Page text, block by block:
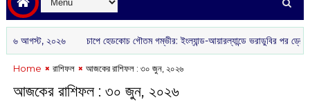
২০২৬ চাপে হেডকোচ গৌতম গম্ভীর: ইংল্যান্ড-আয়ারল্যান্ডে ভরাডুবির পর ড্রেসিংরুমে
Home রাশিফল আজকের রাশিফল :‌ ‌‌৩০ জুন, ২০২৬
আজকের রাশিফল :‌ ‌‌৩০ জুন, ২০২৬